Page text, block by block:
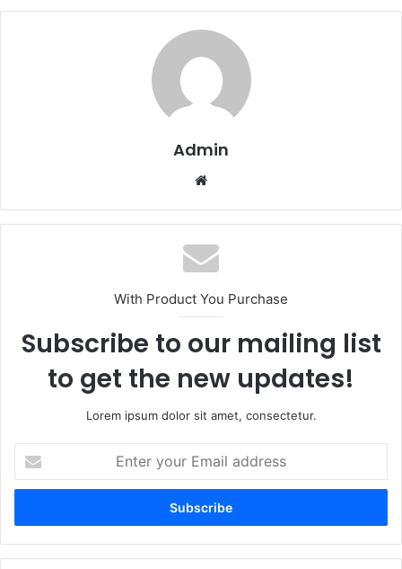
Admin
te
With Product You Purchase
Subscribe to our mailing list
to get the new updates!
Lorem ipsum dolor sit amet, consectetur.
t
r
y